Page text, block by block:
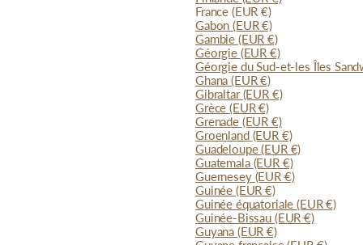
France (EUR €)
Gabon(EUR €)
Gambie (EUR €)
Géorgie (EUR €)
Géorgie du Sud-et-les Îles
Ghana(EUR €)
Gibraltar(EUR €)
Grèce(EUR €)
Grenade (EUR €)
Groenland (EUR €)
Guadeloupe(EUR €)
Guatemala (EUR €)
Guernesey (EUR €)
Guinée (EUR €)
Guinée équatoriale(EUR €)
Guinée-Bissau (EUR €)
Guyana (EUR €)